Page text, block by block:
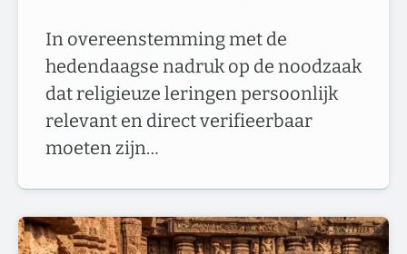
In overeenstemming met de
hedendaagse nadruk op de noodzaak
dat religieuze leringen persoonlijk
relevant en direct verifieerbaar
moeten zijn…